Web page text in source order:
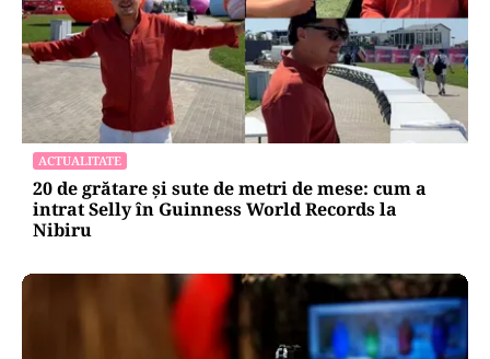
ACTUALITATE
20 de grătare și sute de metri de mese: cum a
intrat Selly în Guinness World Records la
Nibiru